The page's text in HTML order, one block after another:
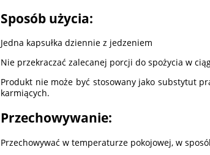
Sposób użycia:
Jedna kapsułka dziennie z jedzeniem
Nie przekraczać zalecanej porcji do spożycia w
Produkt nie może być stosowany jako substytut
karmiących.
Przechowywanie:
Przechowywać w temperaturze pokojowej, w